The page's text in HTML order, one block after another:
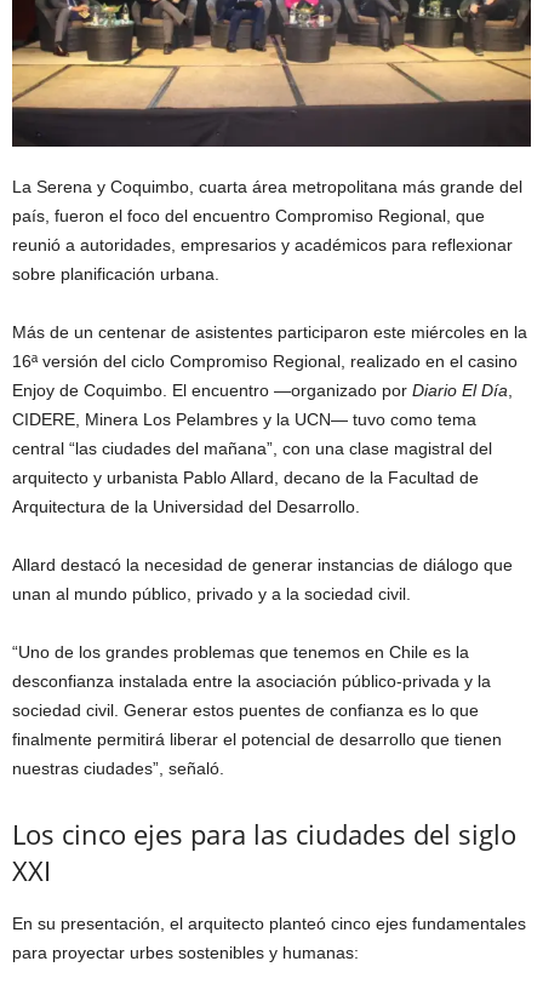
La Serena y Coquimbo, cuarta área metropolitana más grande del
país, fueron el foco del encuentro Compromiso Regional, que
reunió a autoridades, empresarios y académicos para reflexionar
sobre planificación urbana.
Más de un centenar de asistentes participaron este miércoles en la
16ª versión del ciclo Compromiso Regional, realizado en el casino
Enjoy de Coquimbo. El encuentro —organizado por Diario El Día,
CIDERE, Minera Los Pelambres y la UCN— tuvo como tema
central “las ciudades del mañana”, con una clase magistral del
arquitecto y urbanista Pablo Allard, decano de la Facultad de
Arquitectura de la Universidad del Desarrollo.
Allard destacó la necesidad de generar instancias de diálogo que
unan al mundo público, privado y a la sociedad civil.
“Uno de los grandes problemas que tenemos en Chile es la
desconfianza instalada entre la asociación público-privada y la
sociedad civil. Generar estos puentes de confianza es lo que
finalmente permitirá liberar el potencial de desarrollo que tienen
nuestras ciudades”, señaló.
Los cinco ejes para las ciudades del siglo
XXI
En su presentación, el arquitecto planteó cinco ejes fundamentales
para proyectar urbes sostenibles y humanas: